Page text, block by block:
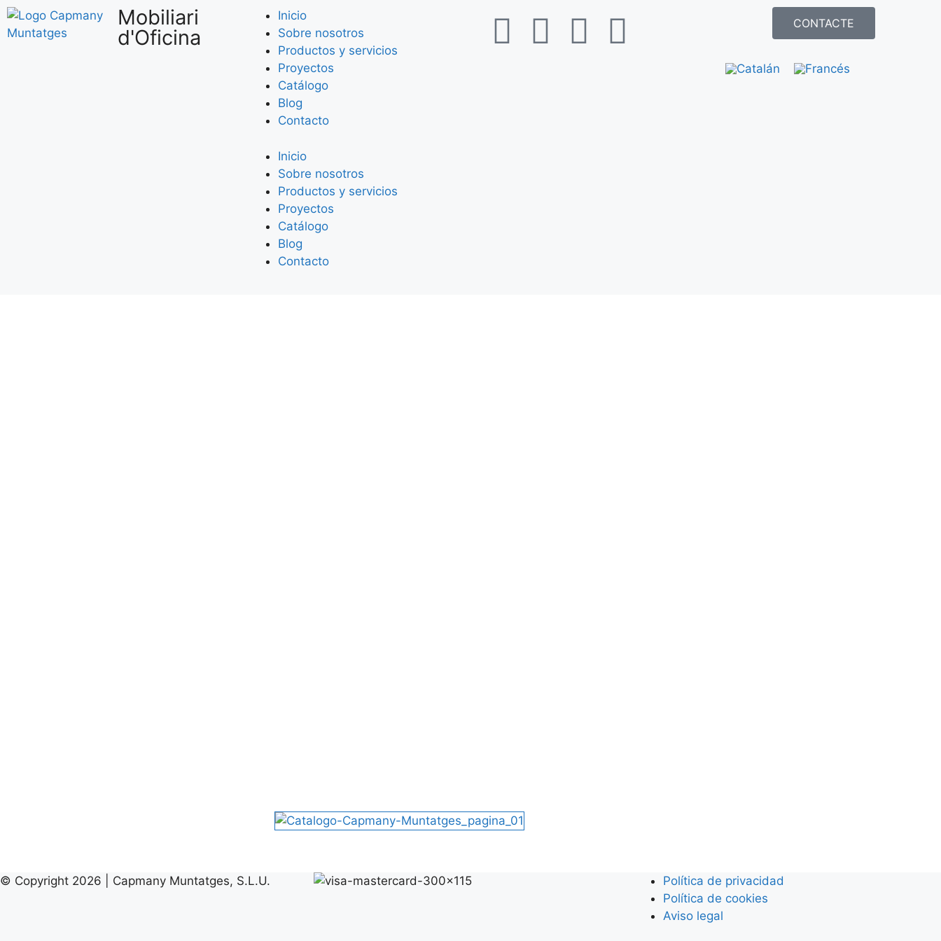
Mobiliari
d'Oficina
Inicio
Sobre nosotros
Productos y servicios
Proyectos
Catálogo
Blog
Contacto
Inicio
Sobre nosotros
Productos y servicios
Proyectos
Catálogo
Blog
Contacto
CONTACTE
ogo
© Copyright 2026 | Capmany Muntatges, S.L.U.
Política de privacidad
Política de cookies
Aviso legal